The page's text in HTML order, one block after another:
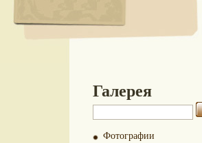
Галерея
Фотографии